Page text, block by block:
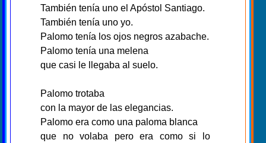
También tenía uno el Apóstol Santiago.
También tenía uno yo.
Palomo tenía los ojos negros azabache.
Palomo tenía una melena
que casi le llegaba al suelo.
Palomo trotaba
con la mayor de las elegancias.
Palomo era como una paloma blanca
que no volaba pero era como si lo